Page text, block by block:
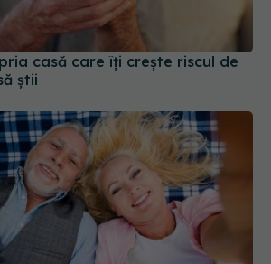
casă care îți crește riscul de
știi